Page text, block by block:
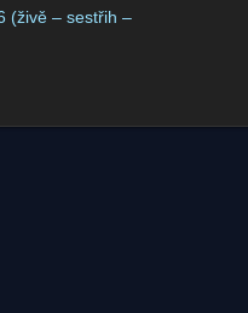
(živě – sestřih –